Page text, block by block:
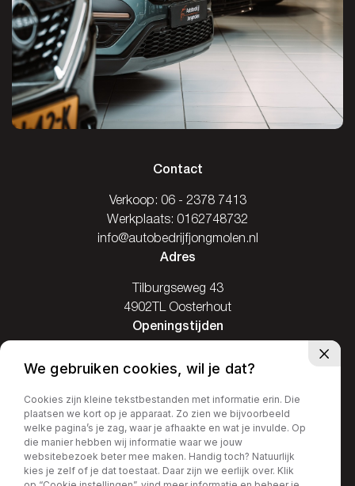
Contact
Verkoop: 06 - 2378 7413
Werkplaats: 0162748732
info@autobedrijfjongmolen.nl
Adres
Tilburgseweg 43
4902TL Oosterhout
Openingstijden
Di / Vr: 08.00-17.30
Za: 09.00-16.00
Zo: Gesloten
We gebruiken cookies, wil je dat?
Cookies zijn kleine tekstbestanden met informatie erin. Die
plaatsen we kort op je apparaat. Zo zien we bijvoorbeeld
welke pagina’s je zag, waar je afhaakte en wat je invulde. Op
die manier hebben wij informatie waar we jouw
websitebezoek beter mee maken. Handig toch? Natuurlijk
kies je zelf of je dat toestaat. Daar zijn we eerlijk over. Klik